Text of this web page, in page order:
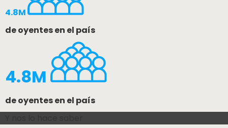
4.8M
de oyentes en el país
4.8M
de oyentes en el país